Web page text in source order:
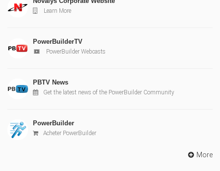
Learn More
PowerBuilderTV
PowerBuilder Webcasts
PBTV News
Get the latest news of the PowerBuilder Community
PowerBuilder
Acheter PowerBuilder
More